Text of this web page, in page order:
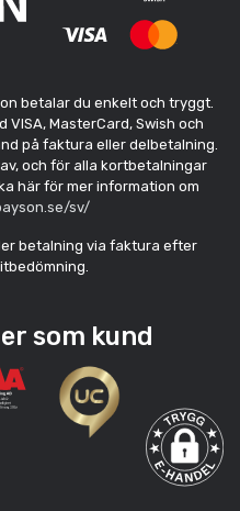
betalar du enkelt och tryggt.
MasterCard, Swish och
på faktura eller delbetalning.
och för alla kortbetalningar
här för mer information om
sv/
betalning via faktura efter
som kund